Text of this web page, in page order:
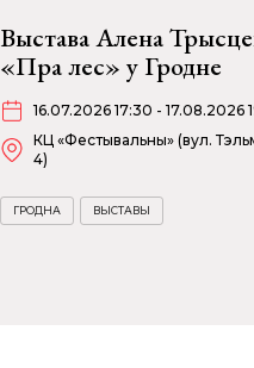
Выстава Алена
«Пра лес» у Гродне
16.07.2026 17:30 - 17.08.2026
КЦ «Фестывальны» (вул.
4)
ГРОДНА ВЫСТАВЫ